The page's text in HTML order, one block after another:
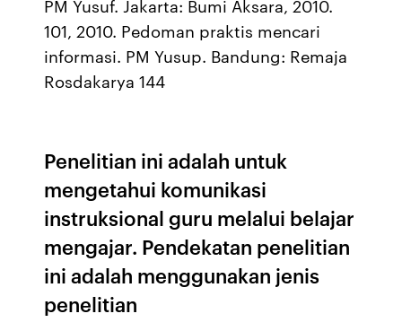
PM Yusuf. Jakarta: Bumi Aksara, 2010.
101, 2010. Pedoman praktis mencari
informasi. PM Yusup. Bandung: Remaja
Rosdakarya 144
Penelitian ini adalah untuk
mengetahui komunikasi
instruksional guru melalui belajar
mengajar. Pendekatan penelitian
ini adalah menggunakan jenis
penelitian